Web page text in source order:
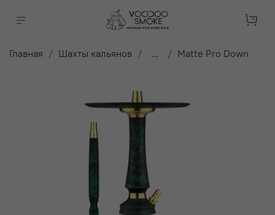
Главная Шахты кальянов ... Matte Pro Down